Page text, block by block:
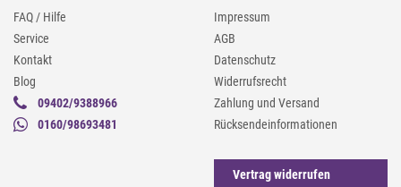
FAQ / Hilfe
Service
Kontakt
Blog
09402/9388966
0160/98693481
Impressum
AGB
Datenschutz
Widerrufsrecht
Zahlung und Versand
Rücksendeinformationen
Vertrag widerrufen